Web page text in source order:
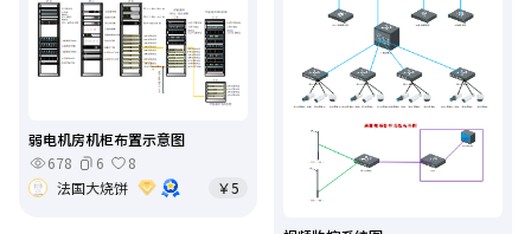
弱电机房机柜布置示意图
678
6
8
法国大烧饼
￥5